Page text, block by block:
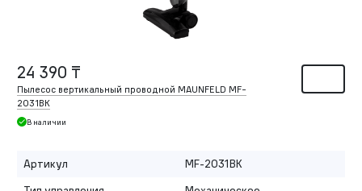
24 390 ₸
Пылесос вертикальный проводной MAUNFELD MF-
2031BK
В наличии
Артикул
MF-2031BK